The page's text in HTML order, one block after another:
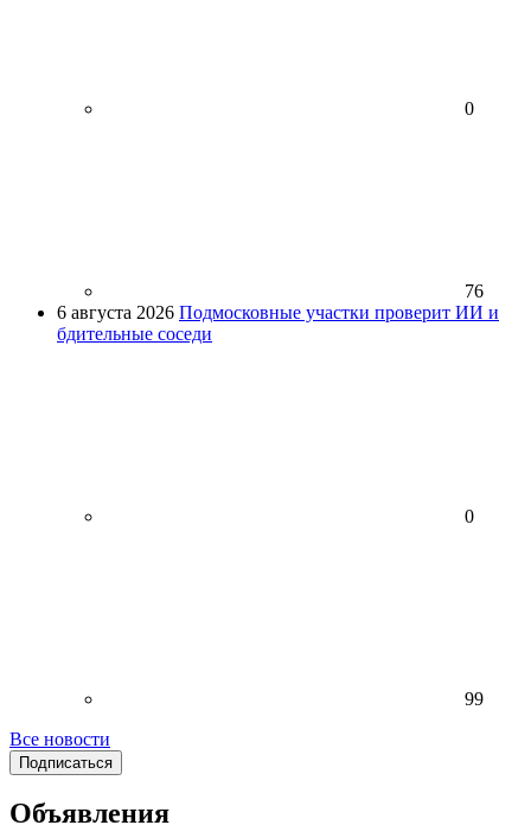
0
76
6 августа 2026 Подмосковные участки проверит ИИ и
бдительные соседи
0
99
Все новости
Подписаться
Объявления